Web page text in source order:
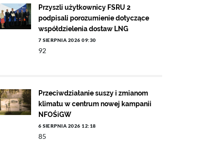
Przyszli użytkownicy FSRU 2
podpisali porozumienie dotyczące
współdzielenia dostaw LNG
7 SIERPNIA 2026 09:30
92
Przeciwdziałanie suszy i zmianom
klimatu w centrum nowej kampanii
NFOŚiGW
6 SIERPNIA 2026 12:18
85